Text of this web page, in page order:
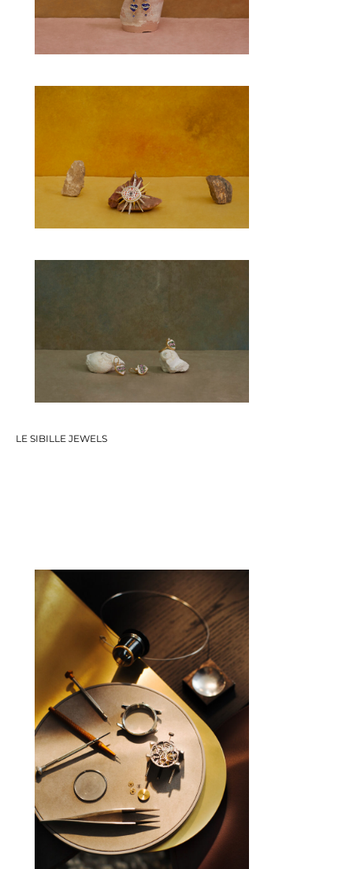
LE SIBILLE JEWELS